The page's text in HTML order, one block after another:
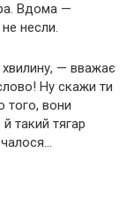
Вдома —
несли.
— вважає
Ну скажи ти
вони
такий тягар